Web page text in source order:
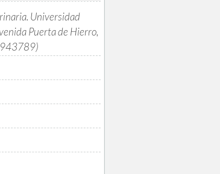
Universidad
Puerta de Hierro,